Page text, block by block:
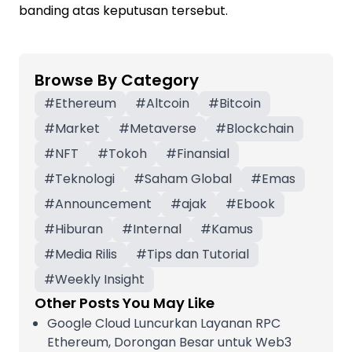
banding atas keputusan tersebut.
Browse By Category
#Ethereum #Altcoin #Bitcoin
#Market #Metaverse #Blockchain
#NFT #Tokoh #Finansial
#Teknologi #Saham Global #Emas
#Announcement #ajak #Ebook
#Hiburan #Internal #Kamus
#Media Rilis #Tips dan Tutorial
#Weekly Insight
Other Posts You May Like
Google Cloud Luncurkan Layanan RPC
Ethereum, Dorongan Besar untuk Web3